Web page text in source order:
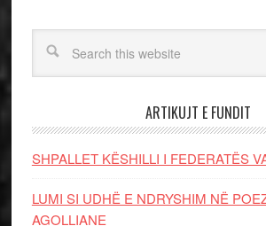
ARTIKUJT E FUNDIT
SHPALLET KËSHILLI I FEDERATËS
LUMI SI UDHË E NDRYSHIM NË
AGOLLIANE